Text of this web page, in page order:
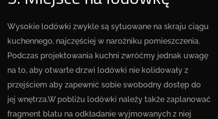
Wysokie lodówki zwykle są sytuowane na skraju ciągu
kuchennego, najczęściej w narożniku pomieszczenia.
Podczas projektowania kuchni zwróćmy jednak uwagę
na to, aby otwarte drzwi lodówki nie kolidowały z
przejściem aby zapewnić sobie swobodny dostęp do
jej wnętrza.W pobliżu lodówki należy także zaplanować
fragment blatu na odkładanie wyjmowanych z niej